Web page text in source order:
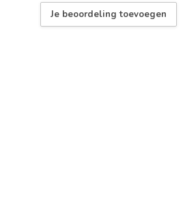
Je beoordeling toevoegen